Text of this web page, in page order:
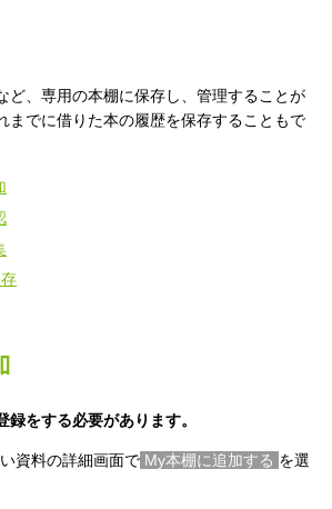
ど、専用の本棚に保存し、管理することが
までに借りた本の履歴を保存することもで
をする必要があります。
資料の詳細画面でMy本棚に追加する を選